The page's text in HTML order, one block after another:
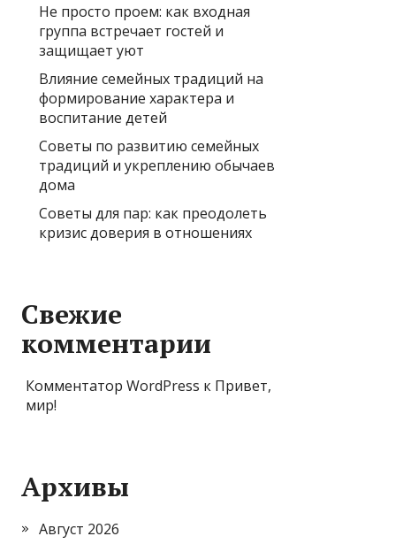
Не просто проем: как входная
группа встречает гостей и
защищает уют
Влияние семейных традиций на
формирование характера и
воспитание детей
Советы по развитию семейных
традиций и укреплению обычаев
дома
Советы для пар: как преодолеть
кризис доверия в отношениях
Свежие
комментарии
Комментатор WordPress к Привет,
мир!
Архивы
Август 2026